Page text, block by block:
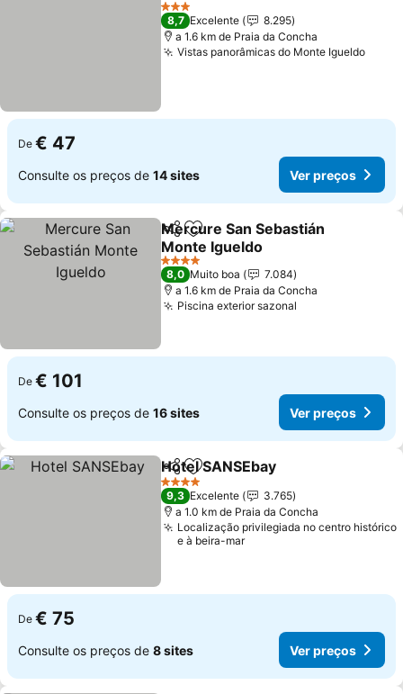
3 Estrelas
8,7 Excelente
8.295
a 1.6 km de Praia da Concha
Vistas panorâmicas do Monte Igueldo
De € 47
Consulte os preços de 14 sites Ver preços
PartilharAdicionar aos favoritos
Mercure San Sebastián
Monte Igueldo
4 Estrelas
8,0 Muito boa
7.084
a 1.6 km de Praia da Concha
Piscina exterior sazonal
De € 101
Consulte os preços de 16 sites Ver preços
PartilharAdicionar aos favoritos
Hotel SANSEbay
4 Estrelas
9,3 Excelente
3.765
a 1.0 km de Praia da Concha
Localização privilegiada no centro histórico
e à beira-mar
De € 75
Consulte os preços de 8 sites Ver preços